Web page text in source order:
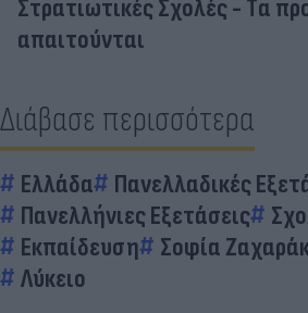
Στρατιωτικές Σχολές - Tα
απαιτούνται
Διάβασε περισσότερα
Ελλάδα
Πανελλαδικές
Πανελλήνιες Εξετάσεις
Εκπαίδευση
Σοφία
Λύκειο